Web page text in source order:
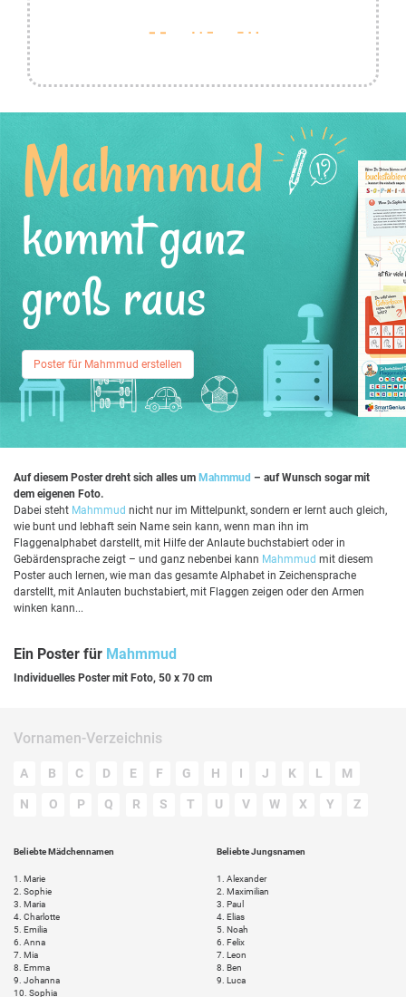
Mahmmud
kommt ganz
groß raus
Poster für Mahmmud erstellen
Auf diesem Poster dreht sich alles um Mahmmud – auf Wunsch sogar mit
dem eigenen Foto.
Dabei steht Mahmmud nicht nur im Mittelpunkt, sondern er lernt auch gleich,
wie bunt und lebhaft sein Name sein kann, wenn man ihn im
Flaggenalphabet darstellt, mit Hilfe der Anlaute buchstabiert oder in
Gebärdensprache zeigt – und ganz nebenbei kann Mahmmud mit diesem
Poster auch lernen, wie man das gesamte Alphabet in Zeichensprache
darstellt, mit Anlauten buchstabiert, mit Flaggen zeigen oder den Armen
winken kann...
Ein Poster für Mahmmud
Individuelles Poster mit Foto, 50 x 70 cm
Vornamen-Verzeichnis
A B C D E F G H I J K L M
N O P Q R S T U V W X Y Z
Beliebte Mädchennamen
1.
Marie
2. Sophie
3. Maria
4. Charlotte
5. Emilia
6. Anna
7. Mia
8. Emma
9. Johanna
10. Sophia
Beliebte Jungsnamen
1.
Alexander
2. Maximilian
3. Paul
4. Elias
5. Noah
6. Felix
7. Leon
8. Ben
9. Luca